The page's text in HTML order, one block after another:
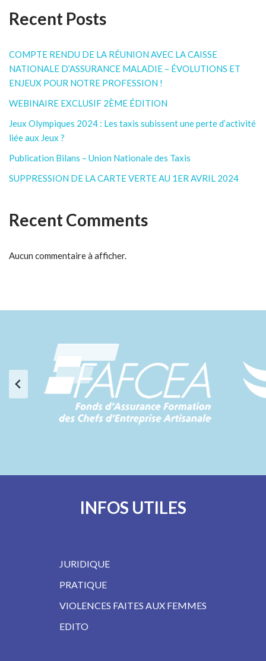
Recent Posts
COMPTE RENDU DE LA RÉUNION AVEC LA CAISSE
NATIONALE D’ASSURANCE MALADIE – ÉVOLUTIONS ET
ENJEUX POUR NOTRE PROFESSION !
WEBINAIRE EXCLUSIF 2ÈME ÉDITION
Jeux Olympiques 2024 : Les taxis subissent une perte d’activité
liée aux Jeux ?
Publication Bilans – Union Nationale des Taxis
SUPPRESSION DE LA CARTE VERTE AU 1ER AVRIL 2024
Recent Comments
Aucun commentaire à afficher.
INFOS UTILES
JURIDIQUE
PRATIQUE
VIOLENCES FAITES AUX FEMMES
EDITO